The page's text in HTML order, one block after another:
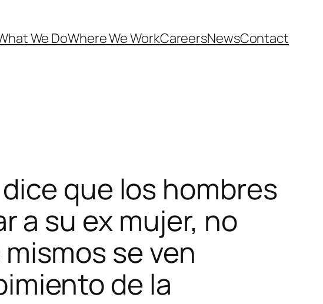
We DoWhere We WorkCareersNewsContact
que los hombres
a su ex mujer, no
se ven
de la